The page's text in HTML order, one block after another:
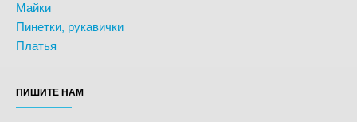
Майки
Пинетки, рукавички
Платья
ПИШИТЕ НАМ